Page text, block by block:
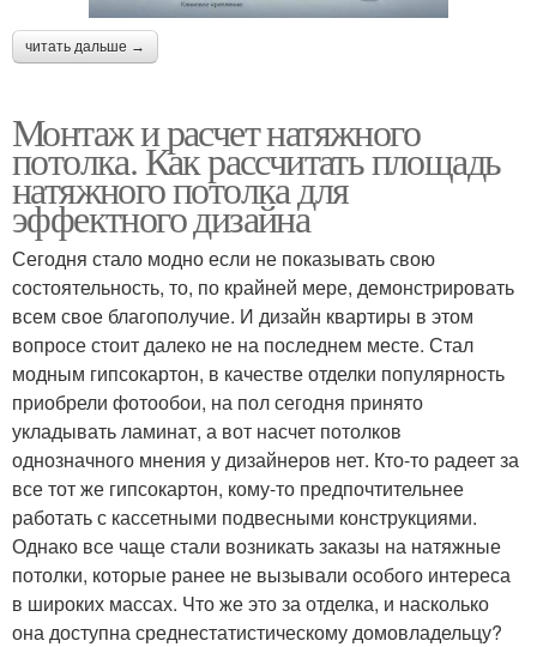
читать дальше →
Монтаж и расчет натяжного
потолка. Как рассчитать площадь
натяжного потолка для
эффектного дизайна
Сегодня стало модно если не показывать свою
состоятельность, то, по крайней мере, демонстрировать
всем свое благополучие. И дизайн квартиры в этом
вопросе стоит далеко не на последнем месте. Стал
модным гипсокартон, в качестве отделки популярность
приобрели фотообои, на пол сегодня принято
укладывать ламинат, а вот насчет потолков
однозначного мнения у дизайнеров нет. Кто-то радеет за
все тот же гипсокартон, кому-то предпочтительнее
работать с кассетными подвесными конструкциями.
Однако все чаще стали возникать заказы на натяжные
потолки, которые ранее не вызывали особого интереса
в широких массах. Что же это за отделка, и насколько
она доступна среднестатистическому домовладельцу?